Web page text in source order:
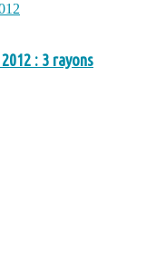
: 3 rayons